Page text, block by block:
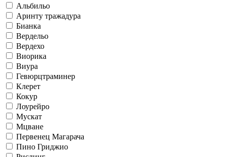
Альбильо
Аринту тражадура
Бианка
Вердельо
Вердехо
Виорика
Виура
Гевюрцтраминер
Клерет
Кокур
Лоурейро
Мускат
Мцване
Первенец Магарача
Пино Гриджио